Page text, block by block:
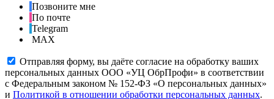
Позвоните мне
По почте
Telegram
MAX
Отправляя форму, вы даёте согласие на обработку ваших
персональных данных ООО «УЦ ОбрПрофи» в соответствии
с Федеральным законом № 152-ФЗ «О персональных данных»
и Политикой в отношении обработки персональных данных.